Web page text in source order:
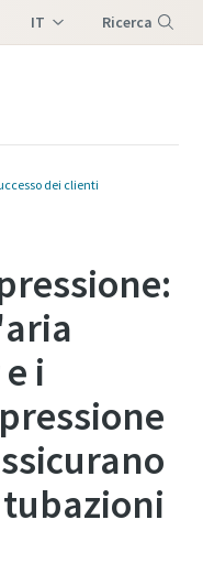
IT Ricerca
dei clienti
i